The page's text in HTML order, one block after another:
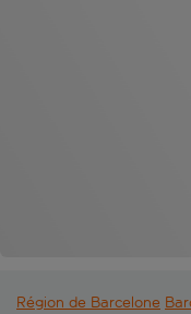
Région de Barcelone